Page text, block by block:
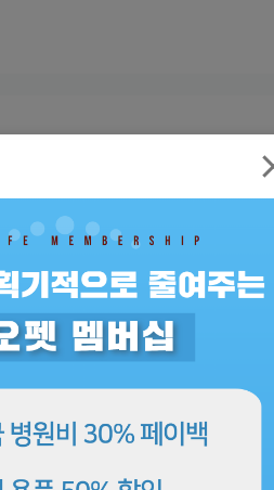
직 페오펫에서만
있는 외장칩 디자인